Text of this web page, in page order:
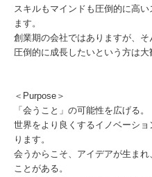
スキルもマインドも圧倒的に高
ます。
創業期の会社ではありますが、そ
圧倒的に成長したいという方は大
＜Purpose＞
「会うこと」の可能性を広げる。
世界をより良くするイノベーシ
ります。
会うからこそ、アイデアが生ま
ことがある。